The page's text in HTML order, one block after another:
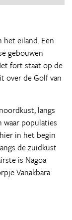
eiland. Een
gebouwen
fort staat op de
over de Golf van
langs
waar populaties
in het begin
de zuidkust
is Nagoa
Vanakbara